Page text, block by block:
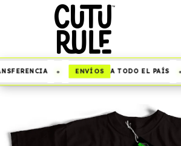
ENVÍOS A TODO EL PAÍS